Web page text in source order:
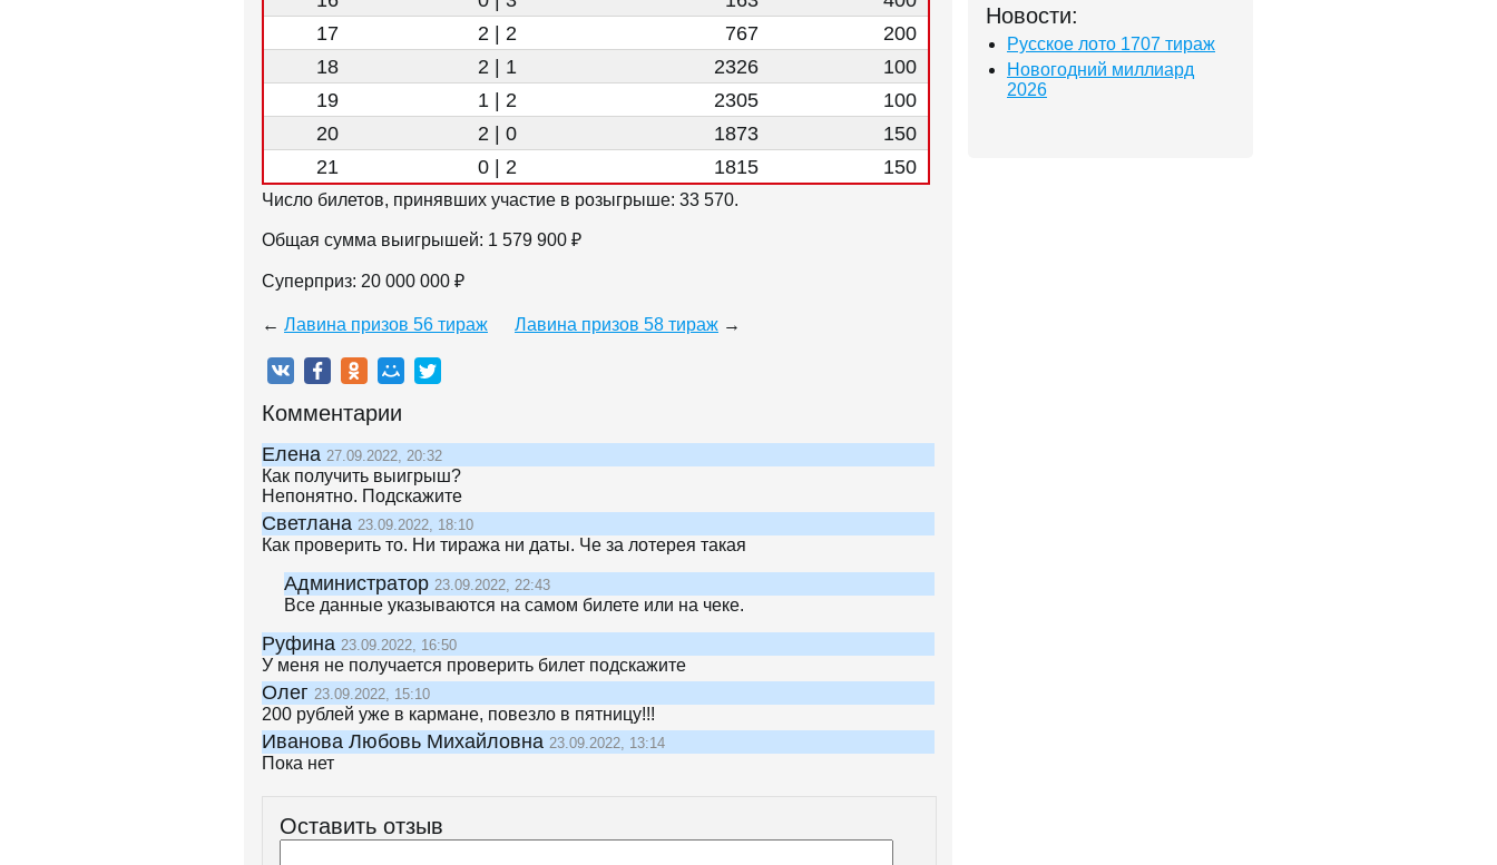
17
2 | 2 767
200
18
2 | 1 2326
100
19
1 | 2 2305
100
20
2 | 0 1873
150
21
0 | 2 1815 150
Число билетов, принявших участие в розыгрыше: 33 570.
Общая сумма выигрышей: 1 579 900 ₽
Суперприз: 20 000 000 ₽
← Лавина призов 56 тираж Лавина призов 58 тираж →
Комментарии
Елена 27.09.2022, 20:32
Как получить выигрыш?
Непонятно. Подскажите
Светлана 23.09.2022, 18:10
Как проверить то. Ни тиража ни даты. Че за лотерея такая
Администратор 23.09.2022, 22:43
Все данные указываются на самом билете или на чеке.
Руфина 23.09.2022, 16:50
У меня не получается проверить билет подскажите
Олег 23.09.2022, 15:10
200 рублей уже в кармане, повезло в пятницу!!!
Иванова Любовь Михайловна 23.09.2022, 13:14
Пока нет
Оставить отзыв
Новости:
Русское лото 1707 тираж
Новогодний миллиард
2026